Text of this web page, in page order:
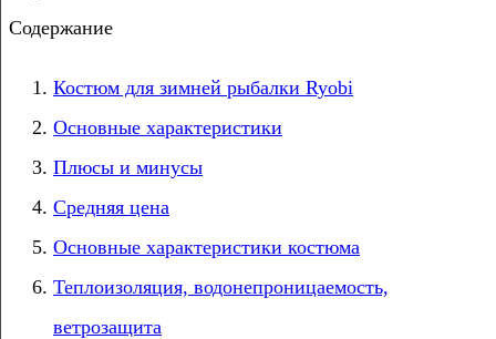
Содержание
Костюм для зимней рыбалки Ryobi
Основные характеристики
Плюсы и минусы
Средняя цена
Основные характеристики костюма
Теплоизоляция, водонепроницаемость,
ветрозащита